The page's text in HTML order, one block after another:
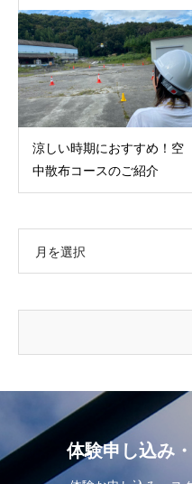
涼しい時期におすすめ！空
中散布コースのご紹介
月を選択
体験申し込み